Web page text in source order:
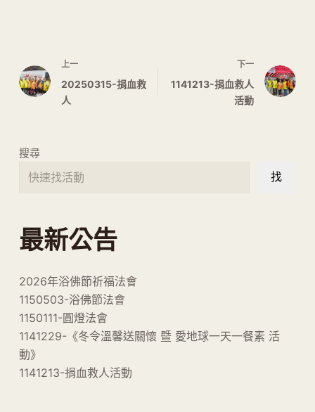
上一
20250315-捐血救
人
下一
1141213-捐血救人
活動
搜尋
找
最新公告
2026年浴佛節祈福法會
1150503-浴佛節法會
1150111-圓燈法會
1141229-《冬令溫馨送關懷 暨 愛地球一天一餐素 活
動》
1141213-捐血救人活動